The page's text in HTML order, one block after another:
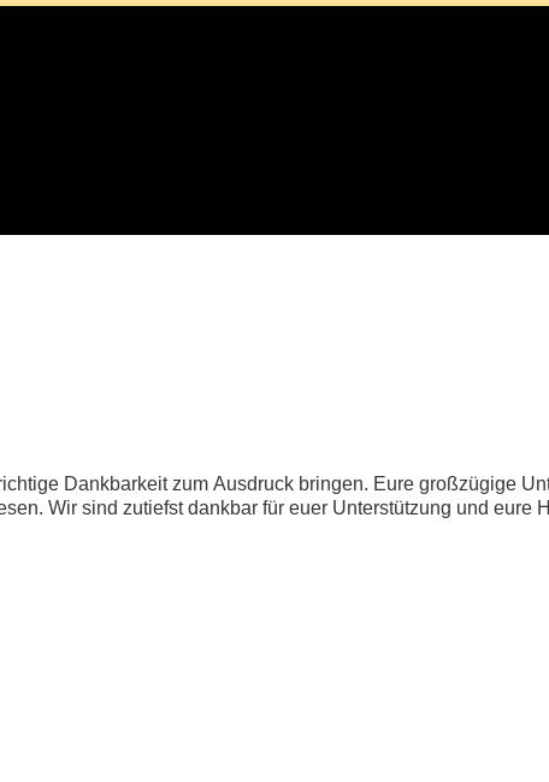
Dankbarkeit zum Ausdruck bringen. Eure großzügige
Wir sind zutiefst dankbar für euer Unterstützung und eure